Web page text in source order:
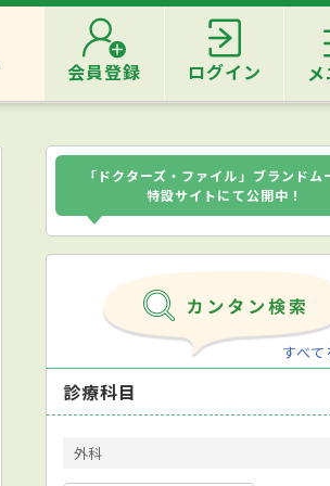
会員登録 ログイン
「ドクターズ・ファイル」ブランドム
特設サイトにて公開中！
すべ
診療科目
外科